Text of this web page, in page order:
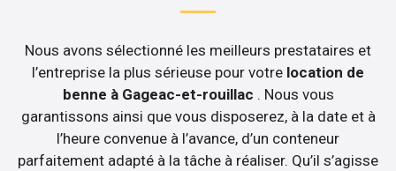
Nous avons sélectionné les meilleurs prestataires et
l’entreprise la plus sérieuse pour votre location de
benne à Gageac-et-rouillac . Nous vous
garantissons ainsi que vous disposerez, à la date et à
l’heure convenue à l’avance, d’un conteneur
parfaitement adapté à la tâche à réaliser. Qu’il s’agisse